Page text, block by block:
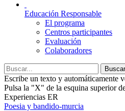
Educación Responsable
El programa
Centros participantes
Evaluación
Colaboradores
Buscar
Escribe un texto y automáticamente
Pulsa la "X" de la esquina superior
Experiencias ER
Poesia y bandido-murcia